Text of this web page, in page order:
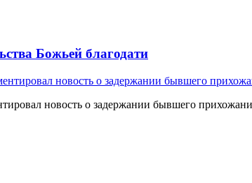
Божьей благодати
новость о задержании бывшего